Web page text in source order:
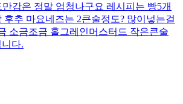
감은 정말 엄청나구요 레시피는 빵5개
후추 마요네즈는 2큰술정도? 많이넣는걸
소금조금 홀그레인머스터드 작은큰술
다.